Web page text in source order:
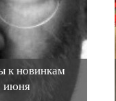
к новинкам
июня